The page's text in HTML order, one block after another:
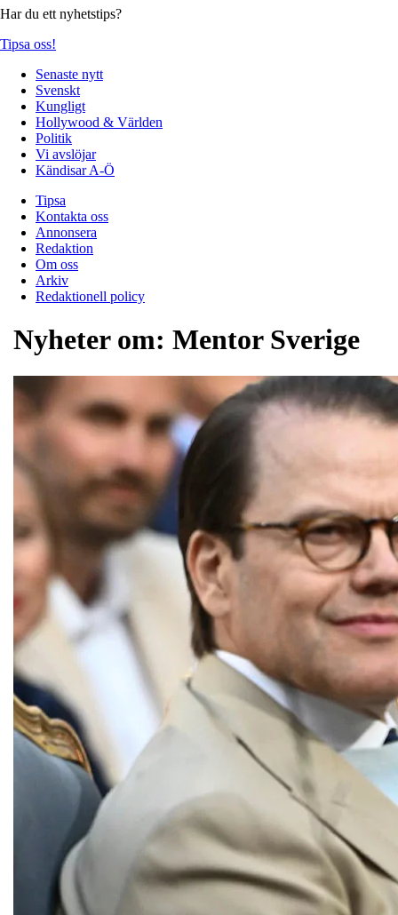
Har du ett nyhetstips?
Tipsa oss!
Senaste nytt
Svenskt
Kungligt
Hollywood & Världen
Politik
Vi avslöjar
Kändisar A-Ö
Tipsa
Kontakta oss
Annonsera
Redaktion
Om oss
Arkiv
Redaktionell policy
Nyheter om: Mentor Sverige